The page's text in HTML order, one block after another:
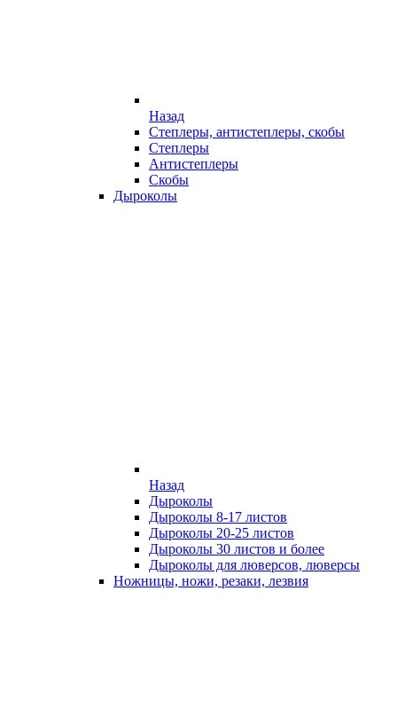
Назад
Степлеры, антистеплеры, скобы
Степлеры
Антистеплеры
Скобы
Дыроколы
Назад
Дыроколы
Дыроколы 8-17 листов
Дыроколы 20-25 листов
Дыроколы 30 листов и более
Дыроколы для люверсов, люверсы
Ножницы, ножи, резаки, лезвия